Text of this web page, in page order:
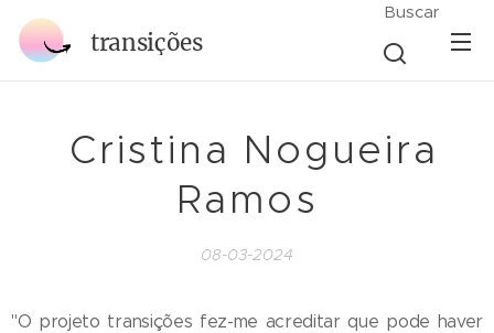
transições
Buscar
Cristina Nogueira
Ramos
08-03-2024
"O projeto transições fez-me acreditar que pode haver